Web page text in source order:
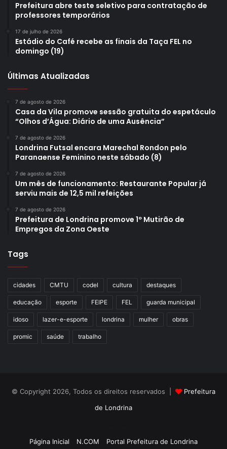
Prefeitura abre teste seletivo para contratação de
professores temporários
17 de julho de 2026
Estádio do Café recebe as finais da Taça FEL no
domingo (19)
Últimas Atualizadas
7 de agosto de 2026
Casa da Vila promove sessão gratuita do espetáculo
“Olhos d’Água: Diário de uma Ausência”
7 de agosto de 2026
Londrina Futsal encara Marechal Rondon pelo
Paranaense Feminino neste sábado (8)
7 de agosto de 2026
Um mês de funcionamento: Restaurante Popular já
serviu mais de 12,5 mil refeições
7 de agosto de 2026
Prefeitura de Londrina promove 1º Mutirão de
Empregos da Zona Oeste
Tags
cidades CMTU codel cultura destaques
educação esporte FEIPE FEL guarda municipal
idoso lazer-e-esporte londrina mulher obras
promic saúde trabalho
© Copyright 2026, Todos os direitos reservados |
Prefeitura
de Londrina
Página Inicial N.COM Portal Prefeitura de Londrina